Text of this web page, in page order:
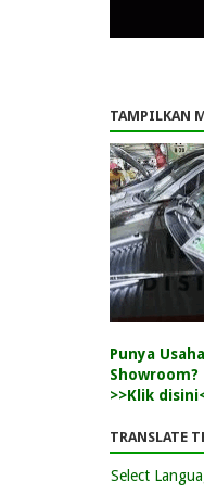
TAMPILKAN
Punya
Showroom?
>>Klik
TRANSLATE
Select